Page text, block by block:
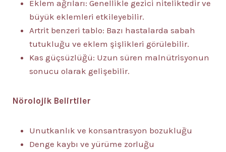
Eklem ağrıları: Genellikle gezici niteliktedir ve
büyük eklemleri etkileyebilir.
Artrit benzeri tablo: Bazı hastalarda sabah
tutukluğu ve eklem şişlikleri görülebilir.
Kas güçsüzlüğü: Uzun süren malnütrisyonun
sonucu olarak gelişebilir.
Nörolojik Belirtiler
Unutkanlık ve konsantrasyon bozukluğu
Denge kaybı ve yürüme zorluğu